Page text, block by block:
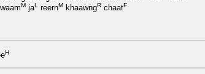
M jaL reernM khaawngR chaatF
H